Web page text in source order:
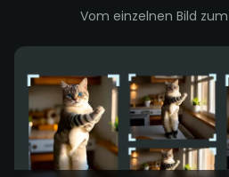
Vom einzelnen Bild